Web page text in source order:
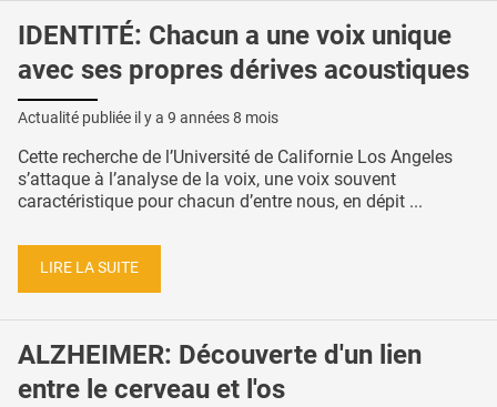
IDENTITÉ: Chacun a une voix unique
avec ses propres dérives acoustiques
Actualité publiée il y a 9 années 8 mois
Cette recherche de l’Université de Californie Los Angeles
s’attaque à l’analyse de la voix, une voix souvent
caractéristique pour chacun d’entre nous, en dépit ...
LIRE LA SUITE
ALZHEIMER: Découverte d'un lien
entre le cerveau et l'os